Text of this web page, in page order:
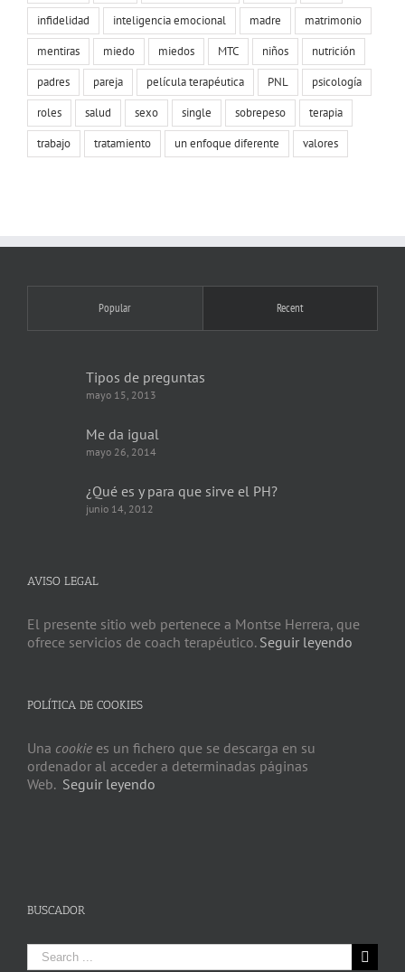
infidelidad
inteligencia emocional madre
matrimonio
mentiras
miedo miedos MTC niños
nutrición
padres
pareja película terapéutica PNL
psicología
roles
salud sexo single sobrepeso
terapia
trabajo
tratamiento un enfoque diferente valores
Popular Recent
Tipos de preguntas
mayo 15, 2013
Me da igual
mayo 26, 2014
¿Qué es y para que sirve el PH?
junio 14, 2012
AVISO LEGAL
El presente sitio web pertenece a Montse Herrera, que
ofrece servicios de coach terapéutico. Seguir leyendo
POLÍTICA DE COOKIES
Una cookie es un fichero que se descarga en su
ordenador al acceder a determinadas páginas
Web. Seguir leyendo
BUSCADOR
Search